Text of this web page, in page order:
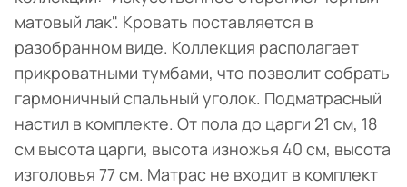
матовый лак". Кровать поставляется в
разобранном виде. Коллекция располагает
прикроватными тумбами, что позволит собрать
гармоничный спальный уголок. Подматрасный
настил в комплекте. От пола до царги 21 см, 18
см высота царги, высота изножья 40 см, высота
изголовья 77 см. Матрас не входит в комплект